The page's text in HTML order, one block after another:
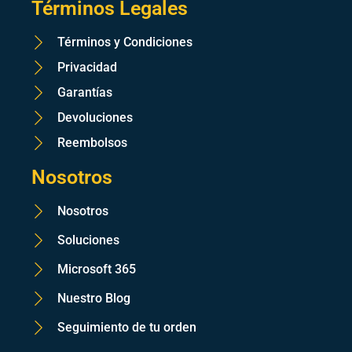
Términos Legales
Términos y Condiciones
Privacidad
Garantías
Devoluciones
Reembolsos
Nosotros
Nosotros
Soluciones
Microsoft 365
Nuestro Blog
Seguimiento de tu orden